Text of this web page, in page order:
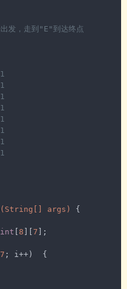
(String[] args)
{
int 8 7 ];
7 ; i++)  {